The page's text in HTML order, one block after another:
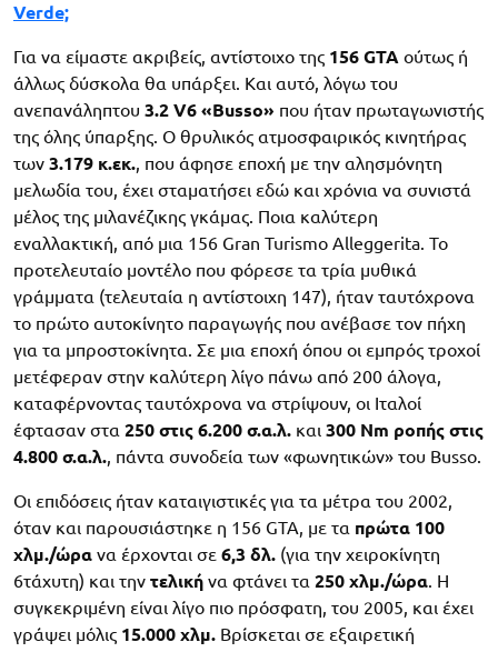
Verde;
Για να είμαστε ακριβείς, αντίστοιχο της 156 GTA ούτως ή
άλλως δύσκολα θα υπάρξει. Και αυτό, λόγω του
ανεπανάληπτου 3.2 V6 «Busso» που ήταν πρωταγωνιστής
της όλης ύπαρξης. Ο θρυλικός ατμοσφαιρικός κινητήρας
των 3.179 κ.εκ., που άφησε εποχή με την αλησμόνητη
μελωδία του, έχει σταματήσει εδώ και χρόνια να συνιστά
μέλος της μιλανέζικης γκάμας. Ποια καλύτερη
εναλλακτική, από μια 156 Gran Turismo Alleggerita. Το
προτελευταίο μοντέλο που φόρεσε τα τρία μυθικά
γράμματα (τελευταία η αντίστοιχη 147), ήταν ταυτόχρονα
το πρώτο αυτοκίνητο παραγωγής που ανέβασε τον πήχη
για τα μπροστοκίνητα. Σε μια εποχή όπου οι εμπρός τροχοί
μετέφεραν στην καλύτερη λίγο πάνω από 200 άλογα,
καταφέρνοντας ταυτόχρονα να στρίψουν, οι Ιταλοί
έφτασαν στα 250 στις 6.200 σ.α.λ. και 300 Nm ροπής στις
4.800 σ.α.λ., πάντα συνοδεία των «φωνητικών» του Busso.
Οι επιδόσεις ήταν καταιγιστικές για τα μέτρα του 2002,
όταν και παρουσιάστηκε η 156 GTA, με τα πρώτα 100
χλμ./ώρα να έρχονται σε 6,3 δλ. (για την χειροκίνητη
6τάχυτη) και την τελική να φτάνει τα 250 χλμ./ώρα. Η
συγκεκριμένη είναι λίγο πιο πρόσφατη, του 2005, και έχει
γράψει μόλις 15.000 χλμ. Βρίσκεται σε εξαιρετική